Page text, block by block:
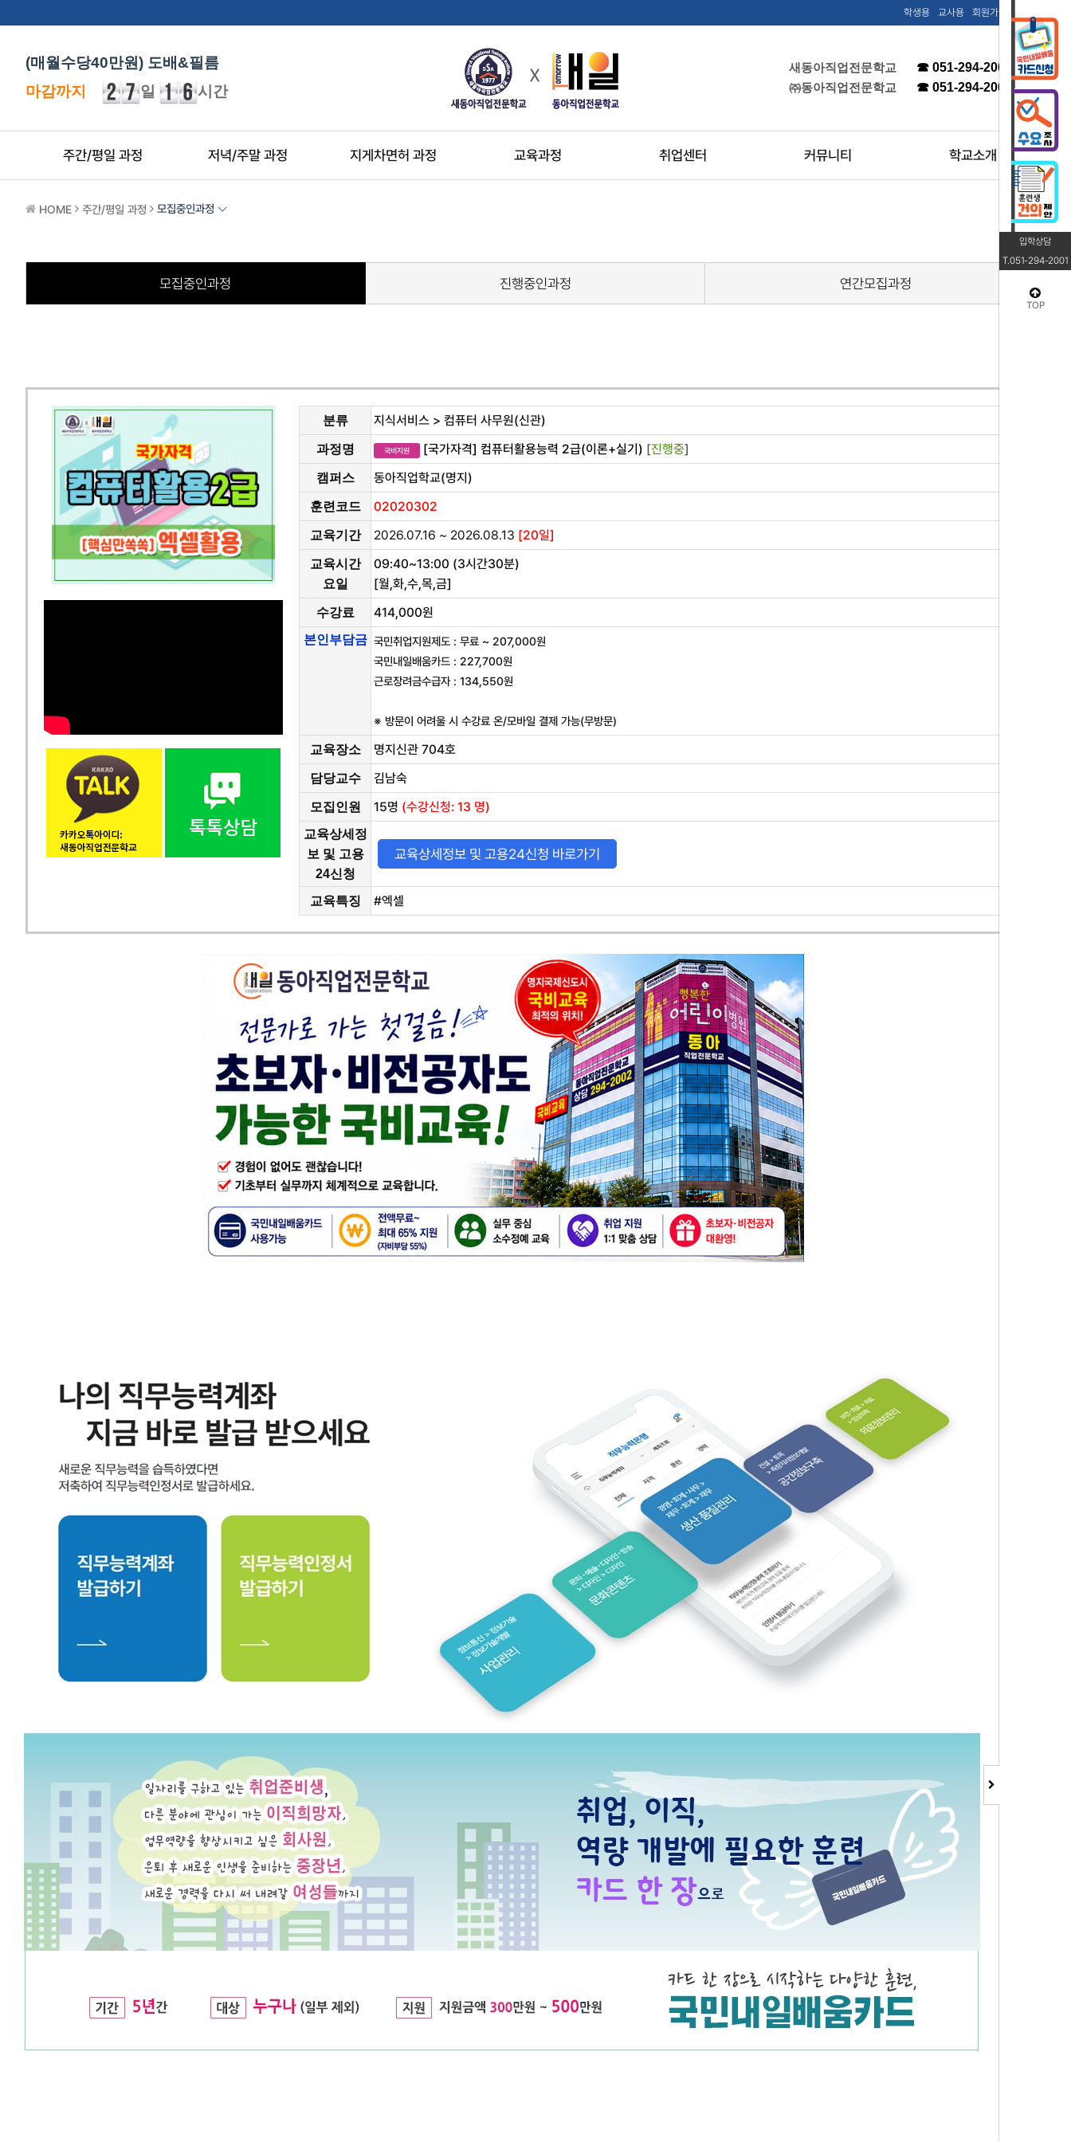
학생용 교사용 회원가입
(매월수당40만원) 도배&필름
바로가기
마감까지 일 시간
새동아직업전문학교
☎ 051-294-2001(하단)
㈜동아직업전문학교
☎ 051-294-2002(명지)
주간/평일 과정 저녁/주말 과정 지게차면허 과정 교육과정 취업센터 커뮤니티 학교소개
HOME 주간/평일 과정 모집중인과정
모집중인과정 진행중인과정 연간모집과정
분류 지식서비스 > 컴퓨터 사무원(신관)
과정명 국비지원 [국가자격] 컴퓨터활용능력 2급(이론+실기) [진행중]
캠퍼스 동아직업학교(명지)
훈련코드 02020302
교육기간 2026.07.16 ~ 2026.08.13 [20일]
교육시간
요일
09:40~13:00 (3시간30분)
[월,화,수,목,금]
수강료 414,000원
본인부담금 국민취업지원제도 : 무료 ~ 207,000원
국민내일배움카드 : 227,700원
근로장려금수급자 : 134,550원
※ 방문이 어려울 시 수강료 온/모바일 결제 가능(무방문)
교육장소 명지신관 704호
담당교수 김남숙
모집인원 15명 (수강신청: 13 명)
교육상세정
보 및 고용
24신청
교육상세정보 및 고용24신청 바로가기
교육특징 #엑셀
입학상담
T.051-294-2001
TOP